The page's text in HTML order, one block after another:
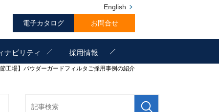
電子カタログ お問合せ
English
ナビリティ 採用情報
工場】パウダーガードフィルタご採用事例の紹介